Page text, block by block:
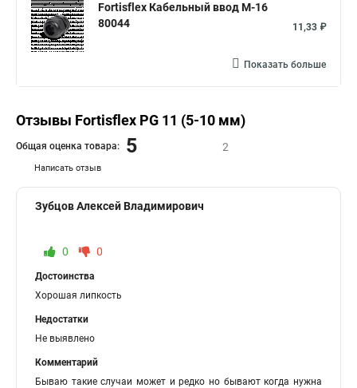
Fortisflex Кабельный ввод M-16
80044
11,33 ₽
Показать больше
Отзывы Fortisflex PG 11 (5-10 мм)
Написать отзыв
Общая оценка товара: 5 2
Зубцов Алексей Владимирович
0 0
Достоинства
Хорошая липкость
Недостатки
Не выявлено
Комментарий
Бываю такие случаи может и редко но бывают когда нужна